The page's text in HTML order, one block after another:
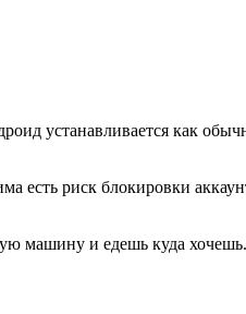
устанавливается как
есть риск блокировки
машину и едешь куда хочешь.